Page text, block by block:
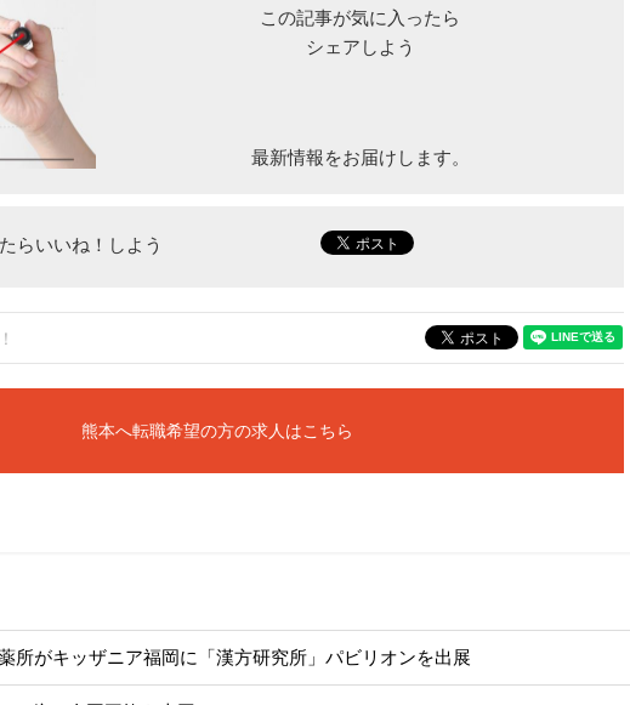
この記事が気に入ったら
シェアしよう
最新情報をお届けします。
らいいね！しよう
熊本へ転職希望の方の求人はこちら
所がキッザニア福岡に「漢方研究所」パビリオンを出展